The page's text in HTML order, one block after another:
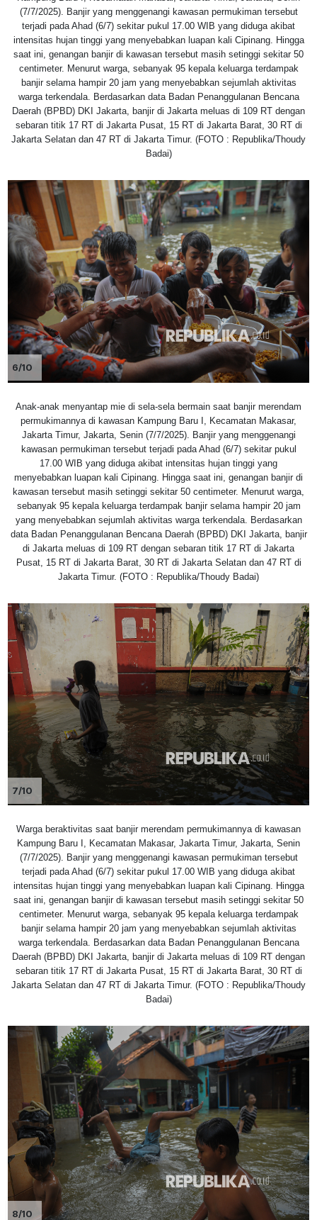
(7/7/2025). Banjir yang menggenangi kawasan permukiman tersebut
terjadi pada Ahad (6/7) sekitar pukul 17.00 WIB yang diduga akibat
intensitas hujan tinggi yang menyebabkan luapan kali Cipinang. Hingga
saat ini, genangan banjir di kawasan tersebut masih setinggi sekitar 50
centimeter. Menurut warga, sebanyak 95 kepala keluarga terdampak
banjir selama hampir 20 jam yang menyebabkan sejumlah aktivitas
warga terkendala. Berdasarkan data Badan Penanggulanan Bencana
Daerah (BPBD) DKI Jakarta, banjir di Jakarta meluas di 109 RT dengan
sebaran titik 17 RT di Jakarta Pusat, 15 RT di Jakarta Barat, 30 RT di
Jakarta Selatan dan 47 RT di Jakarta Timur. (FOTO : Republika/Thoudy
Badai)
6/10
Anak-anak menyantap mie di sela-sela bermain saat banjir merendam
permukimannya di kawasan Kampung Baru I, Kecamatan Makasar,
Jakarta Timur, Jakarta, Senin (7/7/2025). Banjir yang menggenangi
kawasan permukiman tersebut terjadi pada Ahad (6/7) sekitar pukul
17.00 WIB yang diduga akibat intensitas hujan tinggi yang
menyebabkan luapan kali Cipinang. Hingga saat ini, genangan banjir di
kawasan tersebut masih setinggi sekitar 50 centimeter. Menurut warga,
sebanyak 95 kepala keluarga terdampak banjir selama hampir 20 jam
yang menyebabkan sejumlah aktivitas warga terkendala. Berdasarkan
data Badan Penanggulanan Bencana Daerah (BPBD) DKI Jakarta, banjir
di Jakarta meluas di 109 RT dengan sebaran titik 17 RT di Jakarta
Pusat, 15 RT di Jakarta Barat, 30 RT di Jakarta Selatan dan 47 RT di
Jakarta Timur. (FOTO : Republika/Thoudy Badai)
7/10
Warga beraktivitas saat banjir merendam permukimannya di kawasan
Kampung Baru I, Kecamatan Makasar, Jakarta Timur, Jakarta, Senin
(7/7/2025). Banjir yang menggenangi kawasan permukiman tersebut
terjadi pada Ahad (6/7) sekitar pukul 17.00 WIB yang diduga akibat
intensitas hujan tinggi yang menyebabkan luapan kali Cipinang. Hingga
saat ini, genangan banjir di kawasan tersebut masih setinggi sekitar 50
centimeter. Menurut warga, sebanyak 95 kepala keluarga terdampak
banjir selama hampir 20 jam yang menyebabkan sejumlah aktivitas
warga terkendala. Berdasarkan data Badan Penanggulanan Bencana
Daerah (BPBD) DKI Jakarta, banjir di Jakarta meluas di 109 RT dengan
sebaran titik 17 RT di Jakarta Pusat, 15 RT di Jakarta Barat, 30 RT di
Jakarta Selatan dan 47 RT di Jakarta Timur. (FOTO : Republika/Thoudy
Badai)
8/10